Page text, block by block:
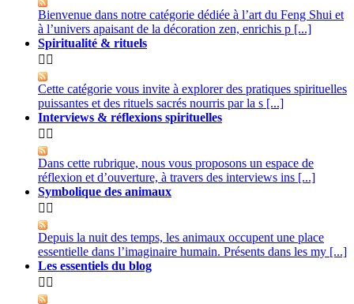
Bienvenue dans notre catégorie dédiée à l’art du Feng Shui et
à l’univers apaisant de la décoration zen, enrichis p [...]
Spiritualité & rituels
 
Cette catégorie vous invite à explorer des pratiques spirituelles
puissantes et des rituels sacrés nourris par la s [...]
Interviews & réflexions spirituelles
 
Dans cette rubrique, nous vous proposons un espace de
réflexion et d’ouverture, à travers des interviews ins [...]
Symbolique des animaux
 
Depuis la nuit des temps, les animaux occupent une place
essentielle dans l’imaginaire humain. Présents dans les my [...]
Les essentiels du blog
 